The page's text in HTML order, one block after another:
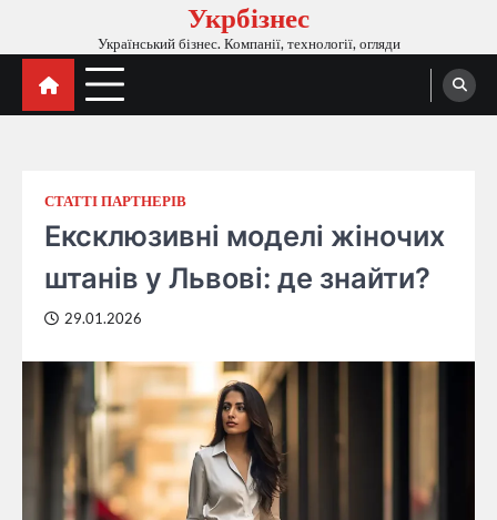
вмісту
Укрбізнес
Український бізнес. Компанії, технології, огляди
СТАТТІ ПАРТНЕРІВ
Ексклюзивні моделі жіночих
штанів у Львові: де знайти?
29.01.2026